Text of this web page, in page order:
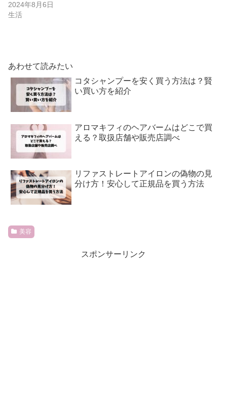
2024年8月6日
生活
あわせて読みたい
コタシャンプーを安く買う方法は？賢
い買い方を紹介
アロマキフィのヘアバームはどこで買
える？取扱店舗や販売店調べ
リファストレートアイロンの偽物の見
分け方！安心して正規品を買う方法
美容
スポンサーリンク